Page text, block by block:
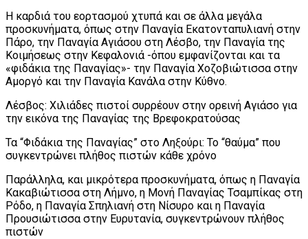
Η καρδιά του εορτασμού χτυπά και σε άλλα μεγάλα
προσκυνήματα, όπως στην Παναγία Εκατονταπυλιανή στην
Πάρο, την Παναγία Αγιάσου στη Λέσβο, την Παναγία της
Κοιμήσεως στην Κεφαλονιά -όπου εμφανίζονται και τα
«φιδάκια της Παναγίας»- την Παναγία Χοζοβιώτισσα στην
Αμοργό και την Παναγία Κανάλα στην Κύθνο.
Λέσβος: Χιλιάδες πιστοί συρρέουν στην ορεινή Αγιάσο για
την εικόνα της Παναγίας της Βρεφοκρατούσας
Τα “Φιδάκια της Παναγίας” στο Ληξούρι: Το “θαύμα” που
συγκεντρώνει πλήθος πιστών κάθε χρόνο
Παράλληλα, και μικρότερα προσκυνήματα, όπως η Παναγία
Κακαβιώτισσα στη Λήμνο, η Μονή Παναγίας Τσαμπίκας στη
Ρόδο, η Παναγία Σπηλιανή στη Νίσυρο και η Παναγία
Προυσιώτισσα στην Ευρυτανία, συγκεντρώνουν πλήθος
πιστών